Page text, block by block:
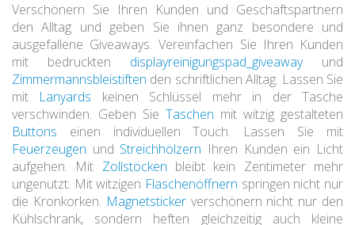
Verschönern Sie Ihren Kunden und Geschäftspartnern
den Alltag und geben Sie ihnen ganz besondere und
ausgefallene Giveaways. Vereinfachen Sie Ihren Kunden
mit bedruckten displayreinigungspad_giveawayund
Zimmermannsbleistiften den schriftlichen Alltag. Lassen Sie
mit Lanyards keinen Schlüssel mehr in der Tasche
verschwinden. Geben Sie Taschen mit witzig gestalteten
Buttons einen individuellen Touch. Lassen Sie mit
Feuerzeugen und Streichhölzern Ihren Kunden ein Licht
aufgehen. Mit Zollstöcken bleibt kein Zentimeter mehr
ungenutzt. Mit witzigen Flaschenöffnern springen nicht nur
die Kronkorken. Magnetstickerverschönern nicht nur den
Kühlschrank, sondern heften gleichzeitig auch kleine